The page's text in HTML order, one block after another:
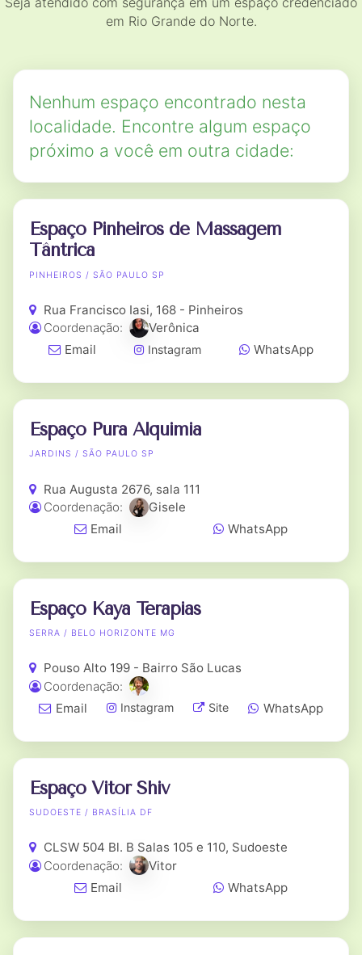
em Rio Grande do Norte.
Nenhum espaço encontrado nesta
localidade. Encontre algum espaço
próximo a você em outra cidade:
Espaço Pinheiros de Massagem
Tântrica
PINHEIROS / SÃO PAULO SP
Rua Francisco Iasi, 168 - Pinheiros
Coordenação:
Verônica
Email
Instagram WhatsApp
Espaço Pura Alquimia
JARDINS / SÃO PAULO SP
Rua Augusta 2676, sala 111
Coordenação:
Gisele
Email
WhatsApp
Espaço Kaya Terapias
SERRA / BELO HORIZONTE MG
Pouso Alto 199 - Bairro São Lucas
Coordenação:
Email
Instagram Site WhatsApp
Espaço Vitor Shiv
SUDOESTE / BRASÍLIA DF
CLSW 504 Bl. B Salas 105 e 110, Sudoeste
Coordenação:
Vitor
Email
WhatsApp